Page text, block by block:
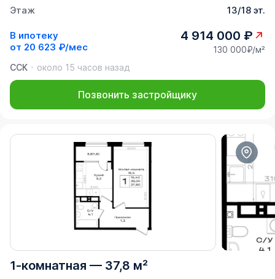
Этаж
13/18 эт.
В ипотеку
от 20 623 ₽/мес
4 914 000 ₽
130 000₽/м²
ССК
около 15 часов назад
Позвонить застройщику
1-комнатная — 37,8 м²